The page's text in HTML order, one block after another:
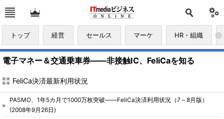
トップ 経営 セールス マーケ HR・組織
電子マネー＆交通乗車券――非接触IC、FeliCaを知る
FeliCa決済最新利用状況
PASMO、1年5カ月で1000万枚突破――FeliCa決済利用状況（7～8月版）
(2008年9月26日)